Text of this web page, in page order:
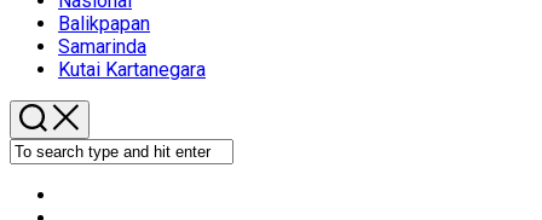
Balikpapan
Samarinda
Kutai Kartanegara